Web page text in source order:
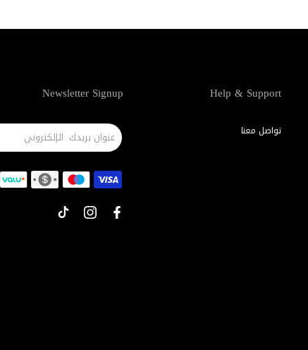
Help & Support
تواصل معنا
Newsletter Signup